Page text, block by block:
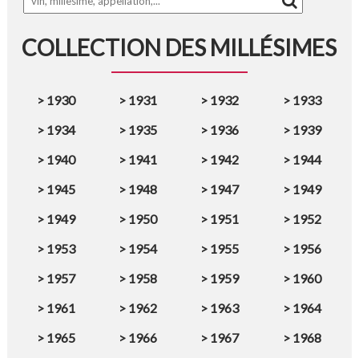
COLLECTION DES MILLÉSIMES
> 1930 > 1931 > 1932 > 1933
> 1934 > 1935 > 1936 > 1939
> 1940 > 1941 > 1942 > 1944
> 1945 > 1948 > 1947 > 1949
> 1949 > 1950 > 1951 > 1952
> 1953 > 1954 > 1955 > 1956
> 1957 > 1958 > 1959 > 1960
> 1961 > 1962 > 1963 > 1964
> 1965 > 1966 > 1967 > 1968